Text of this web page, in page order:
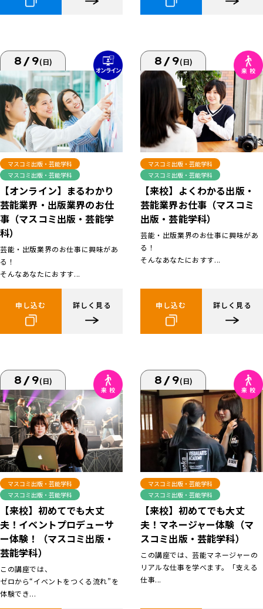
8/9(日)
マスコミ出版・芸能学科
マスコミ出版・芸能学科
【オンライン】まるわかり
芸能業界・出版業界のお仕
事（マスコミ出版・芸能学
科）
芸能・出版業界のお仕事に興味があ
る！
そんなあなたにおすす...
申し込む 詳しく見る
8/9(日)
マスコミ出版・芸能学科
マスコミ出版・芸能学科
【来校】よくわかる出版・
芸能業界お仕事（マスコミ
出版・芸能学科）
芸能・出版業界のお仕事に興味があ
る！
そんなあなたにおすす...
申し込む 詳しく見る
8/9(日)
マスコミ出版・芸能学科
マスコミ出版・芸能学科
【来校】初めてでも大丈
夫！イベントプロデューサ
ー体験！（マスコミ出版・
芸能学科）
この講座では、
ゼロから“イベントをつくる流れ”を
体験でき...
8/9(日)
マスコミ出版・芸能学科
マスコミ出版・芸能学科
【来校】初めてでも大丈
夫！マネージャー体験（マ
スコミ出版・芸能学科）
この講座では、芸能マネージャーの
リアルな仕事を学べます。「支える
仕事...